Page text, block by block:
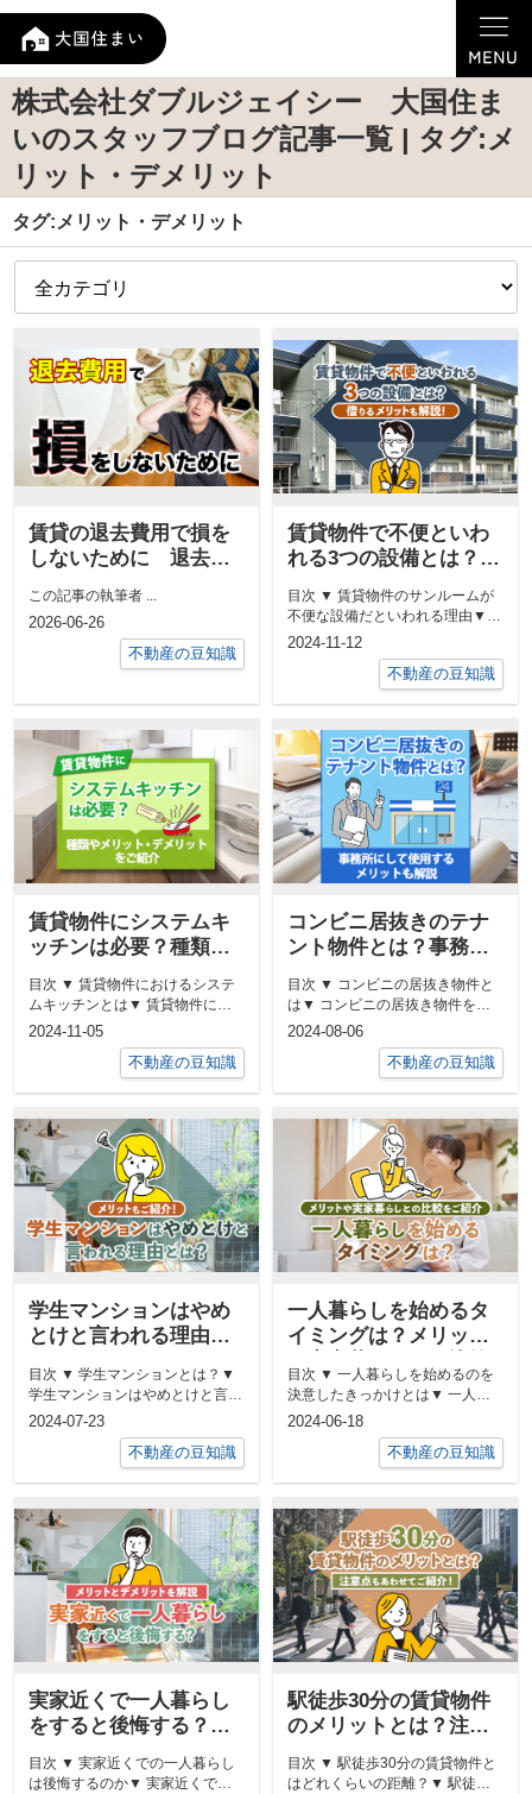
株式会社ダブルジェイシー 大国住ま
いのスタッフブログ記事一覧 | タグ:メ
リット・デメリット
タグ:メリット・デメリット
賃貸の退去費用で損を
しないために 退去立
など徹底解説
この記事の執筆者 ...
2026-06-26
不動産の豆知識
賃貸物件で不便といわ
れる3つの設備とは？借
目次 ▼ 賃貸物件のサンルームが
不便な設備だといわれる理由▼
賃貸物件のロフトが不便な設備だ
2024-11-12
不動産の豆知識
賃貸物件にシステムキ
ッチンは必要？種類や
メリット・デメリット
をご紹介
目次 ▼ 賃貸物件におけるシステ
ムキッチンとは▼ 賃貸物件にシ
ステムキッチンがあるメリット▼
2024-11-05
不動産の豆知識
コンビニ居抜きのテナ
ント物件とは？事務所
にして使用するメリッ
トも解説
目次 ▼ コンビニの居抜き物件と
は▼ コンビニの居抜き物件を別
業種のテナントとして利用するメ
2024-08-06
不動産の豆知識
学生マンションはやめ
とけと言われる理由と
介！
目次 ▼ 学生マンションとは？▼
学生マンションはやめとけと言わ
れる理由▼ 学生マンションに住
2024-07-23
不動産の豆知識
一人暮らしを始めるタ
イミングは？メリット
をご紹介
目次 ▼ 一人暮らしを始めるのを
決意したきっかけとは▼ 一人暮
らしを始めるメリットとは▼ 一
2024-06-18
不動産の豆知識
実家近くで一人暮らし
をすると後悔する？メ
リットとデメリットを
解説
目次 ▼ 実家近くでの一人暮らし
は後悔するのか▼ 実家近くで一
駅徒歩30分の賃貸物件
のメリットとは？注意
点もあわせてご紹介！
目次 ▼ 駅徒歩30分の賃貸物件と
はどれくらいの距離？▼ 駅徒歩